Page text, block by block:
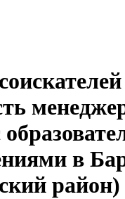
в
район)